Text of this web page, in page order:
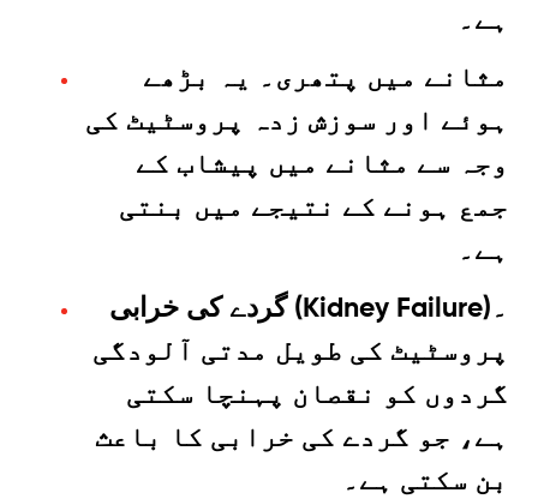
ہے۔
مثانے میں پتھری۔ یہ بڑھے
ہوئے اور سوزش زدہ پروسٹیٹ کی
وجہ سے مثانے میں پیشاب کے
جمع ہونے کے نتیجے میں بنتی
ہے۔
گردے کی خرابی (Kidney Failure)۔
پروسٹیٹ کی طویل مدتی آلودگی
گردوں کو نقصان پہنچا سکتی
ہے، جو گردے کی خرابی کا باعث
بن سکتی ہے۔